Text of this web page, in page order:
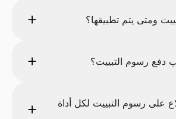
ومتى يتم تطبيقها؟
دفع رسوم التبييت؟
على رسوم التبييت لكل أداة